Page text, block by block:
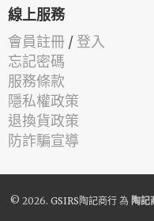
線上服務
會員註冊 / 登入
忘記密碼
服務條款
隱私權政策
退換貨政策
防詐騙宣導
© 2026. GSIRS陶記商行 為 陶記